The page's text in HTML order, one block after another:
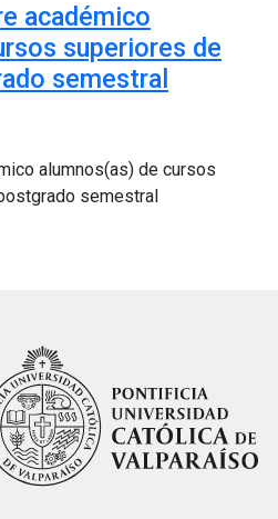
académico
superiores de
semestral
alumnos(as) de cursos
semestral